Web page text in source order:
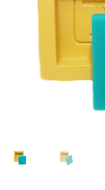
Extratos
Matéria Prima
Corante, Pigmento e Óxido
Óleos